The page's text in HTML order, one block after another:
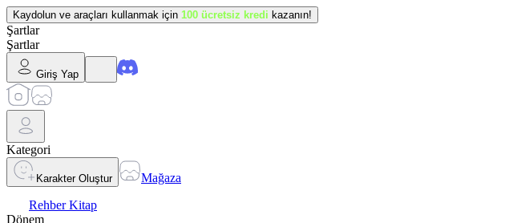
Kaydolun ve araçları kullanmak için 100 ücretsiz kredi kazanın!
Şartlar
Şartlar
Giriş Yap
Kategori
Karakter Oluştur
Mağaza
Rehber Kitap
Dönem